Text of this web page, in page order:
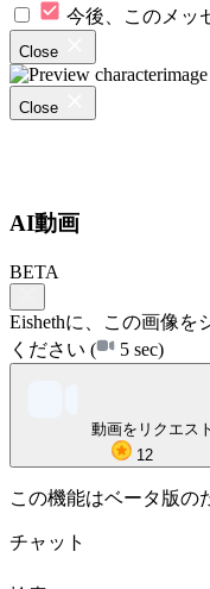
今後、このメッ
Close
Close
AI動画
BETA
Eishethに、この画像を
ください ( 5 sec)
動画をリクエス
12
この機能はベータ版の
チャット